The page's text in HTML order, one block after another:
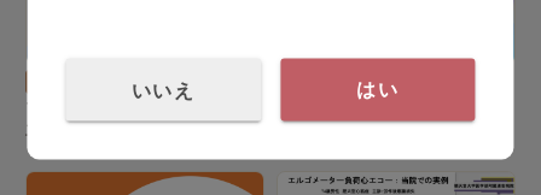
大石 智洋 先生
マイコプラズマ肺炎とは：
再流行の現状と治療につい
て
"ACR（アルブミン尿）定
量検査" アフィニオン ACR
のご紹介
いいえ はい